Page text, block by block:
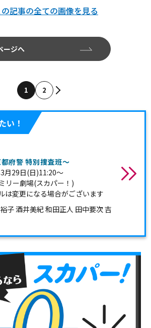
の記事の全ての画像を見る
ージへ
1 2
い！
府警 特別捜査班～
月29日(日)11:20～
リー劇場(スカパー！)
は変更になる場合がございます
子 酒井美紀 和田正人 田中要次 吉